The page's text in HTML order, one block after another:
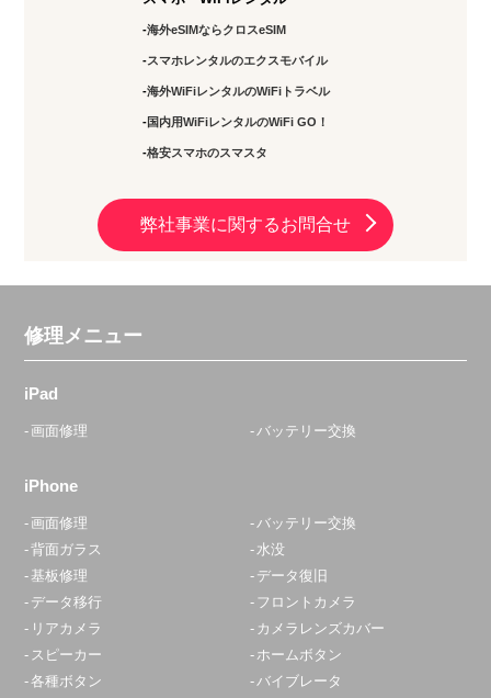
海外eSIMならクロスeSIM
スマホレンタルのエクスモバイル
海外WiFiレンタルのWiFiトラベル
国内用WiFiレンタルのWiFi GO！
格安スマホのスマスタ
弊社事業に関するお問合せ
修理メニュー
iPad
画面修理 バッテリー交換
iPhone
画面修理
バッテリー交換
背面ガラス
水没
基板修理
データ復旧
データ移行
フロントカメラ
リアカメラ
カメラレンズカバー
スピーカー
ホームボタン
各種ボタン
バイブレータ